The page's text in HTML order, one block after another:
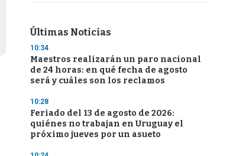
Últimas Noticias
10:34
Maestros realizarán un paro nacional
de 24 horas: en qué fecha de agosto
será y cuáles son los reclamos
10:28
Feriado del 13 de agosto de 2026:
quiénes no trabajan en Uruguay el
próximo jueves por un asueto